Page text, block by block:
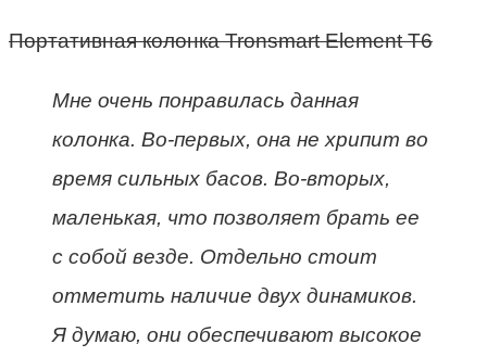
Портативная колонка Tronsmart Element T6
Мне очень понравилась данная
колонка. Во-первых, она не хрипит во
время сильных басов. Во-вторых,
маленькая, что позволяет брать ее
с собой везде. Отдельно стоит
отметить наличие двух динамиков.
Я думаю, они обеспечивают высокое